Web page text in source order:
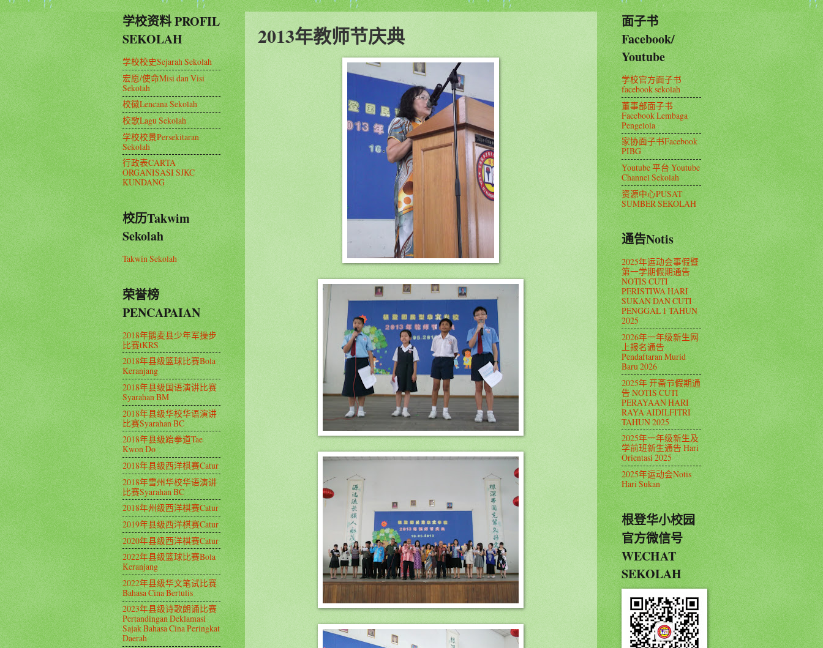
2013年教师节庆典
学校资料 PROFIL
SEKOLAH
学校校史Sejarah Sekolah
宏愿/使命Misi dan Visi
Sekolah
校徽Lencana Sekolah
校歌Lagu Sekolah
学校校景Persekitaran
Sekolah
行政表CARTA
ORGANISASI SJKC
KUNDANG
校历Takwim
Sekolah
Takwin Sekolah
荣誉榜
PENCAPAIAN
2018年鹅麦县少年军操步
比赛tKRS
2018年县级篮球比赛Bola
Keranjang
2018年县级国语演讲比赛
Syarahan BM
2018年县级华校华语演讲
比赛Syarahan BC
2018年县级跆拳道Tae
Kwon Do
2018年县级西洋棋赛Catur
2018年雪州华校华语演讲
比赛Syarahan BC
2018年州级西洋棋赛Catur
2019年县级西洋棋赛Catur
2020年县级西洋棋赛Catur
2022年县级篮球比赛Bola
Keranjang
2022年县级华文笔试比赛
Bahasa Cina Bertulis
2023年县级诗歌朗诵比赛
Pertandingan Deklamasi
Sajak Bahasa Cina Peringkat
Daerah
面子书
Facebook/
Youtube
学校官方面子书
facebook sekolah
董事部面子书
Facebook Lembaga
Pengelola
家协面子书Facebook
PIBG
Youtube 平台 Youtube
Channel Sekolah
资源中心PUSAT
SUMBER SEKOLAH
通告Notis
2025年运动会事假暨
第一学期假期通告
NOTIS CUTI
PERISTIWA HARI
SUKAN DAN CUTI
PENGGAL 1 TAHUN
2025
2026年一年级新生网
上报名通告
Pendaftaran Murid
Baru 2026
2025年 开斋节假期通
告 NOTIS CUTI
PERAYAAN HARI
RAYA AIDILFITRI
TAHUN 2025
2025年一年级新生及
学前班新生通告 Hari
Orientasi 2025
2025年运动会Notis
Hari Sukan
根登华小校园
官方微信号
WECHAT
SEKOLAH